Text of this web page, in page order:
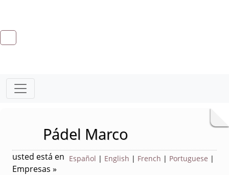
Pádel Marco
Español | English | French | Portuguese |
usted está en
Empresas »